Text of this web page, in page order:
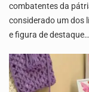
combatentes da
considerado um dos
e figura de destaque…